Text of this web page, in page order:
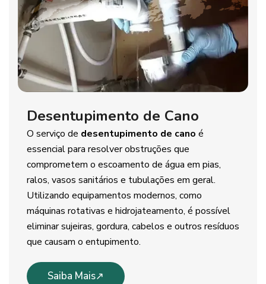
Desentupimento de Cano
O serviço de desentupimento de cano é
essencial para resolver obstruções que
comprometem o escoamento de água em pias,
ralos, vasos sanitários e tubulações em geral.
Utilizando equipamentos modernos, como
máquinas rotativas e hidrojateamento, é possível
eliminar sujeiras, gordura, cabelos e outros resíduos
que causam o entupimento.
Saiba Mais